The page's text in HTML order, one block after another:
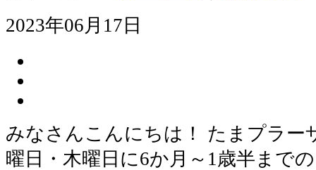
2023年06月17日
みなさんこんにちは！ たまプラー
曜日・木曜日に6か月～1歳半まで